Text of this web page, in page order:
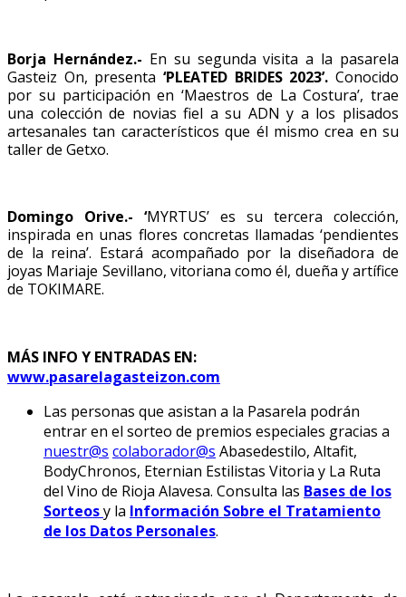
Borja Hernández.- En su segunda visita a la pasarela
Gasteiz On, presenta ‘PLEATED BRIDES 2023’.Conocido
por su participación en ‘Maestros de La Costura’, trae
una colección de novias fiel a su ADN y a los plisados
artesanales tan característicos que él mismo crea en su
taller de Getxo.
Domingo Orive.- ‘MYRTUS’ es su tercera colección,
inspirada en unas flores concretas llamadas ‘pendientes
de la reina’. Estará acompañado por la diseñadora de
joyas Mariaje Sevillano, vitoriana como él, dueña y artífice
de TOKIMARE.
MÁS INFO Y ENTRADAS EN:
www.pasarelagasteizon.com
Las personas que asistan a la Pasarela podrán
entrar en el sorteo de premios especiales gracias a
nuestr@s colaborador@s Abasedestilo, Altafit,
BodyChronos, Eternian Estilistas Vitoria y La Ruta
del Vino de Rioja Alavesa. Consulta las Bases de los
Sorteosy la Información Sobre el Tratamiento
de los Datos Personales.